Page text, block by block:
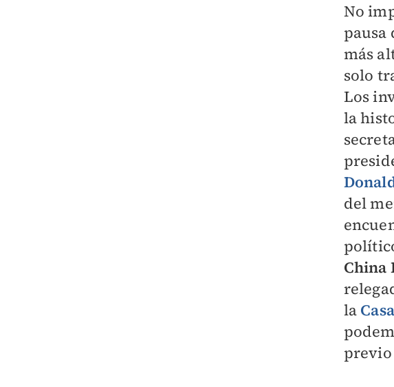
No
pausa
más
solo
Los
la
del
China
la